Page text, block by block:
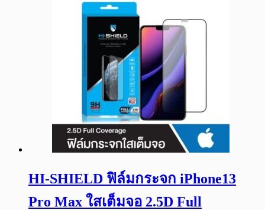
HI-SHIELD ฟิล์มกระจก iPhone13
Pro Max ใสเต็มจอ 2.5D Full